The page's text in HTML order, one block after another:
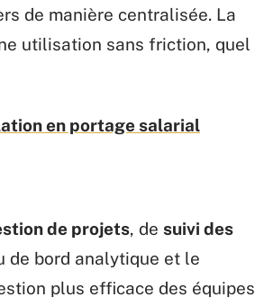
de manière centralisée. La
utilisation sans friction, quel
en portage salarial
de projets, de suivi des
de bord analytique et le
plus efficace des équipes